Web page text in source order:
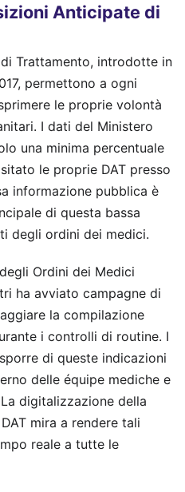
Anticipate di
Trattamento, introdotte in
permettono a ogni
le proprie volontà
I dati del Ministero
una minima percentuale
le proprie DAT presso
informazione pubblica è
di questa bassa
degli ordini dei medici.
Ordini dei Medici
ha avviato campagne di
la compilazione
i controlli di routine. I
di queste indicazioni
delle équipe mediche e
digitalizzazione della
mira a rendere tali
reale a tutte le